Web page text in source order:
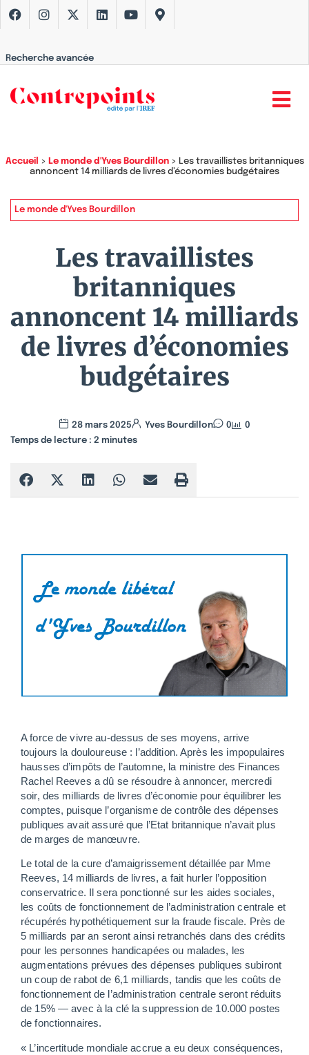
Recherche avancée
Accueil > Le monde d'Yves Bourdillon> Les travaillistes britanniques
annoncent 14 milliards de livres d’économies budgétaires
Le monde d'Yves Bourdillon
Les travaillistes
britanniques
annoncent 14 milliards
de livres d’économies
budgétaires
28 mars 2025 Yves Bourdillon 0
0
Temps de lecture : 2 minutes
A force de vivre au-dessus de ses moyens, arrive
toujours la douloureuse : l’addition. Après les impopulaires
hausses d’impôts de l’automne, la ministre des Finances
Rachel Reeves a dû se résoudre à annoncer, mercredi
soir, des milliards de livres d’économie pour équilibrer les
comptes, puisque l’organisme de contrôle des dépenses
publiques avait assuré que l’Etat britannique n’avait plus
de marges de manœuvre.
Le total de la cure d’amaigrissement détaillée par Mme
Reeves, 14 milliards de livres, a fait hurler l’opposition
conservatrice. Il sera ponctionné sur les aides sociales,
les coûts de fonctionnement de l’administration centrale et
récupérés hypothétiquement sur la fraude fiscale. Près de
5 milliards par an seront ainsi retranchés dans des crédits
pour les personnes handicapées ou malades, les
augmentations prévues des dépenses publiques subiront
un coup de rabot de 6,1 milliards, tandis que les coûts de
fonctionnement de l’administration centrale seront réduits
de 15% — avec à la clé la suppression de 10.000 postes
de fonctionnaires.
« L’incertitude mondiale accrue a eu deux conséquences,